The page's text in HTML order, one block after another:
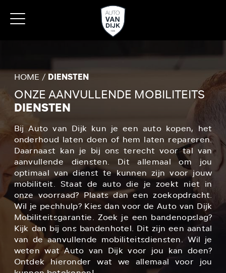
HOME DIENSTEN
ONZE AANVULLENDE MOBILITEITS
DIENSTEN
Bij Auto van Dijk kun je een auto kopen, het
onderhoud laten doen of hem laten repareren.
Daarnaast kan je bij ons terecht voor tal van
aanvullende diensten. Dit allemaal om jou
optimaal van dienst te kunnen zijn voor jouw
mobiliteit. Staat de auto die je zoekt niet in
onze voorraad? Plaats dan een zoekopdracht.
Wil je pechhulp? Kies dan voor de Auto van Dijk
Mobiliteitsgarantie. Zoek je een bandenopslag?
Kijk dan bij ons bandenhotel. Dit zijn een aantal
van de aanvullende mobiliteitsdiensten. Wil je
weten wat Auto van Dijk voor jou kan doen?
Ontdek hieronder wat we allemaal voor jou